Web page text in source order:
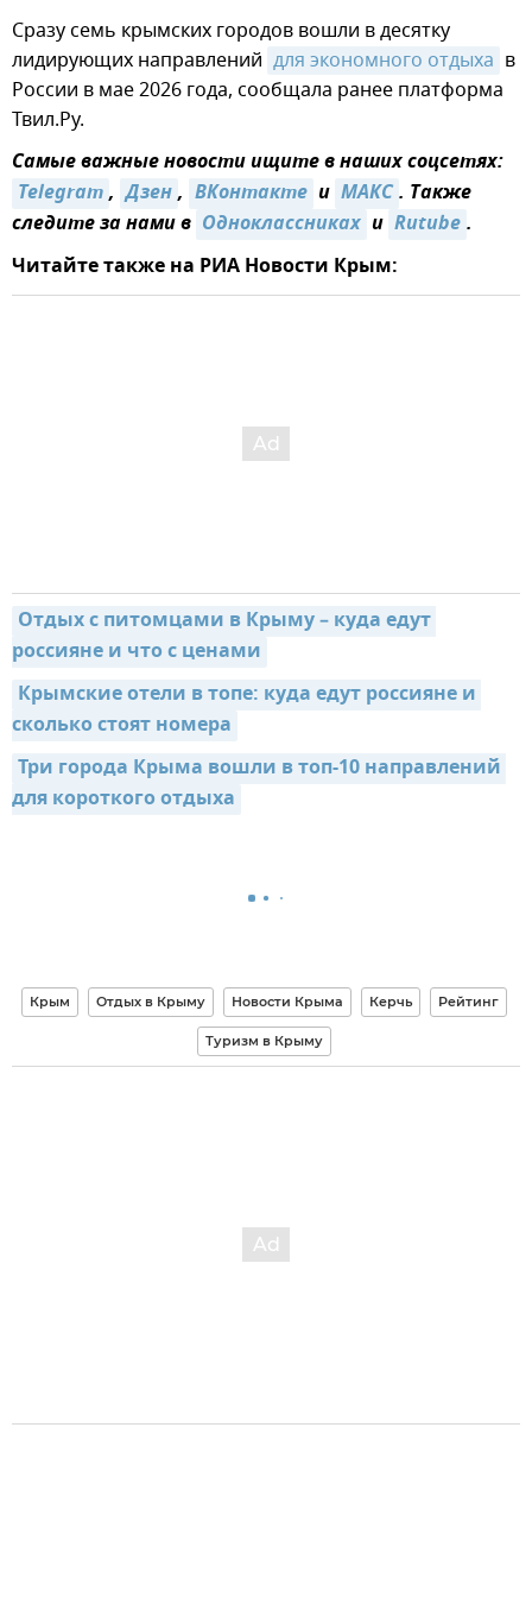
Сразу семь крымских городов вошли в десятку
лидирующих направлений для экономного отдыха в
России в мае 2026 года, сообщала ранее платформа
Твил.Ру.
Самые важные новости ищите в наших соцсетях:
Telegram, Дзен, ВКонтакте и MAКС. Также
следите за нами в Одноклассниках и Rutube.
Читайте также на РИА Новости Крым:
Отдых с питомцами в Крыму – куда едут
россияне и что с ценами
Крымские отели в топе: куда едут россияне и
сколько стоят номера
Три города Крыма вошли в топ-10 направлений
для короткого отдыха
Крым Отдых в Крыму Новости Крыма Керчь Рейтинг
Туризм в Крыму